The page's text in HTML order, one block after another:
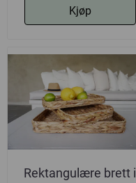
Kjøp
Rektangulære brett i